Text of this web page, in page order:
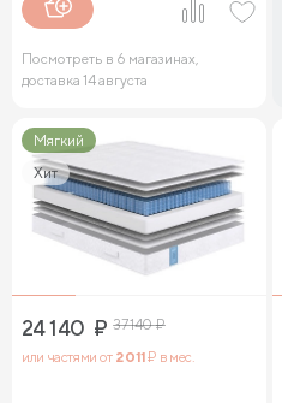
Посмотреть в 6 магазинах,
доставка 14 августа
Мягкий
Хит
24 140 ₽ 37 140₽
или частями от 2 011₽ в мес.